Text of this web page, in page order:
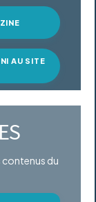
AU SITE
contenus du